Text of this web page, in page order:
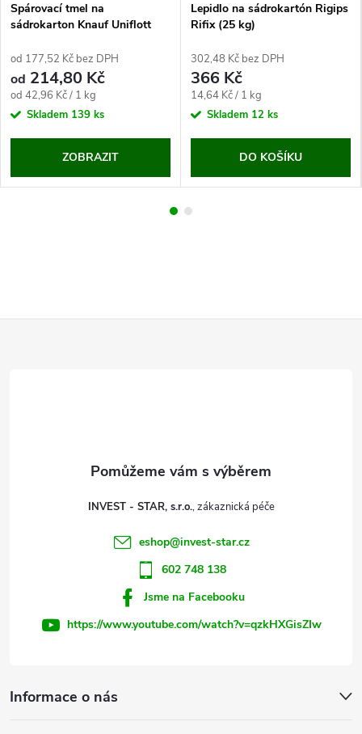
Spárovací tmel na
sádrokarton Knauf Uniflott
od 177,52 Kč bez DPH
od 214,80 Kč
Měrná
cena:
od 42,96 Kč / 1 kg
Skladem 139 ks
ZOBRAZIT
Lepidlo na sádrokartón Rigips
Rifix (25 kg)
302,48 Kč bez DPH
366 Kč
Měrná
cena:
14,64 Kč / 1 kg
Skladem 12 ks
DO KOŠÍKU
Informace o nás
INVEST - STAR, s.r.o.
eshop@invest-star.cz
602 748 138
Jsme na Facebooku
https://www.youtube.com/watch?v=qzkHXGisZIw